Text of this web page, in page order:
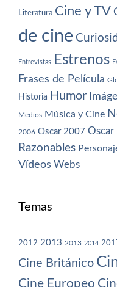
Literatura Cine y TV
de cine
Entrevistas Estrenos
Frases de Película
Historia Humor
Medios Música y Cine
2006 Oscar 2007 Oscar
Razonables
Vídeos Webs
Temas
2012 2013 2013 2014
Cine Británico
Cine Europeo